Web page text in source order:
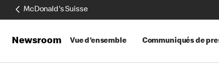
McDonald's Suisse
Newsroom Vue d’ensemble Communiqués de